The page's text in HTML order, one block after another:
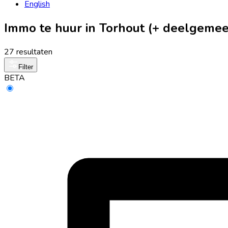
English
Immo te huur in Torhout (+
27 resultaten
Filter
BETA